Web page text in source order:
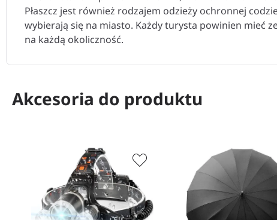
Płaszcz jest również rodzajem odzieży ochronnej
wybierają się na miasto. Każdy turysta powinien mieć
na każdą okoliczność.
Akcesoria do produktu